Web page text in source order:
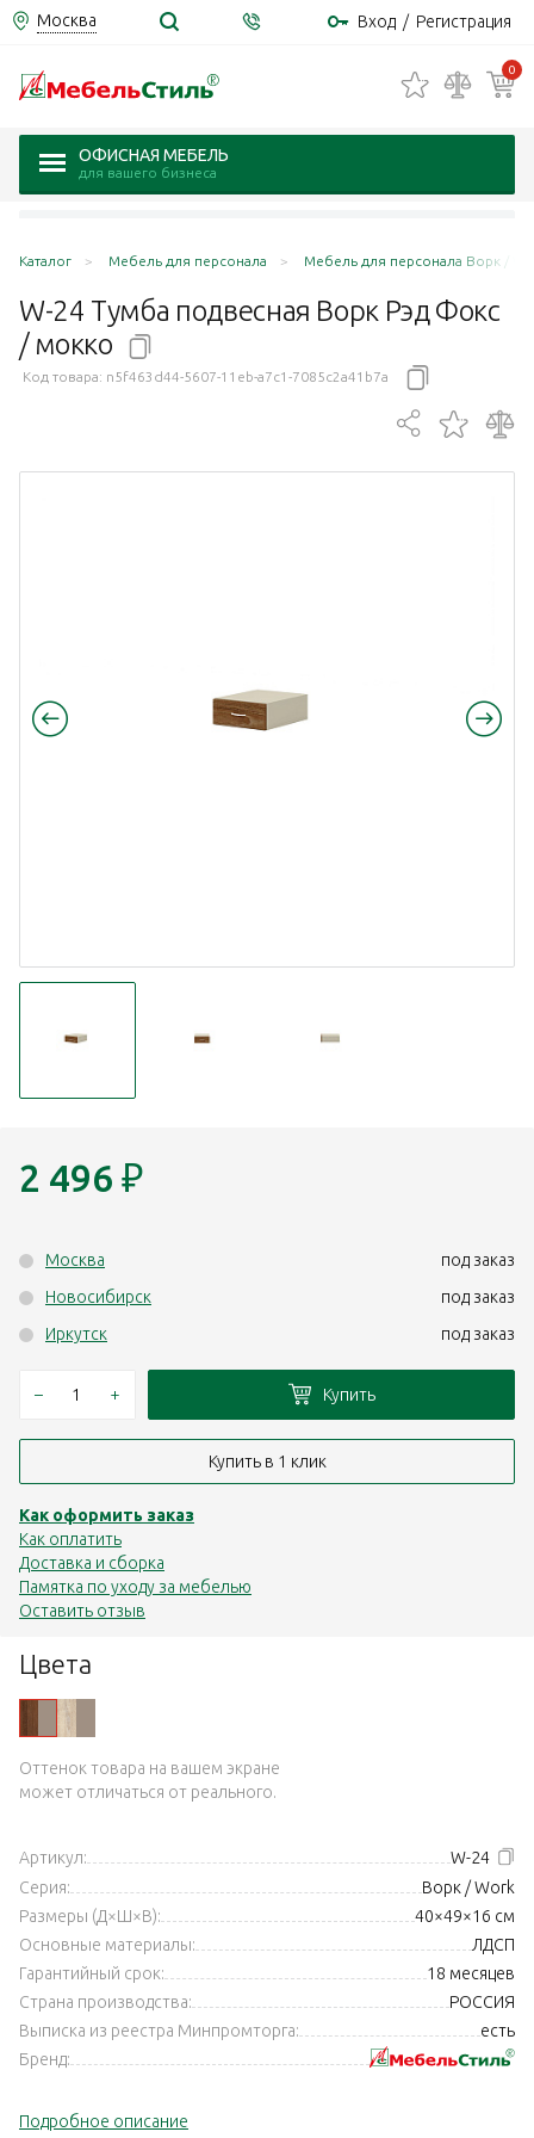
Москва Вход / Регистрация
0
ОФИСНАЯ МЕБЕЛЬ
для вашего бизнеса
Каталог Мебель для персонала Мебель для персонала Ворк /
W-24 Тумба подвесная Ворк Рэд Фокс
/ мокко
Код товара: n5f463d44-5607-11eb-a7c1-7085c2a41b7a
Цвета
Оттенок товара на вашем экране
может отличаться от реального.
Артикул:
W-24
Серия:
Ворк / Work
Размеры (Д×Ш×В):
40×49×16 см
Основные материалы:
ЛДСП
Гарантийный срок:
18 месяцев
Страна производства:
РОССИЯ
Выписка из реестра Минпромторга:
есть
Бренд:
Подробное описание
2 496 ₽
Москва
под заказ
Новосибирск
под заказ
Иркутск
под заказ
– + Купить
Купить в 1 клик
Как оформить заказ
Как оплатить
Доставка и сборка
Памятка по уходу за мебелью
Оставить отзыв